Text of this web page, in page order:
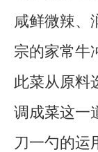
咸鲜微辣、
宗的家常牛
此菜从原料
调成菜这一
刀一勺的运